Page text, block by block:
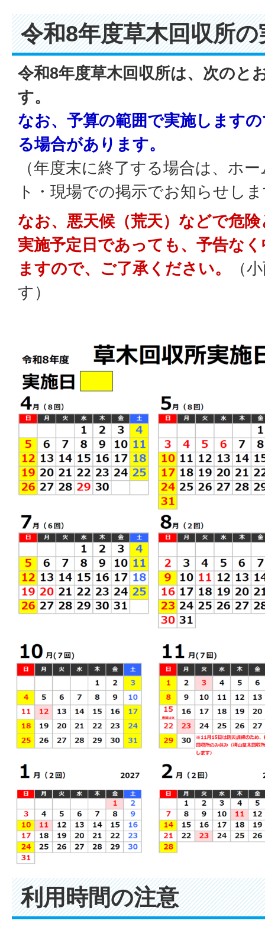
令和8年度草木回収所の
令和8年度草木回収所は、次のと
す。
なお、予算の範囲で実施します
る場合があります。
（年度末に終了する場合は、ホ
ト・現場での掲示でお知らせし
なお、悪天候（荒天）などで危
実施予定日であっても、予告な
ますので、ご了承ください。
（
す）
利用時間の注意